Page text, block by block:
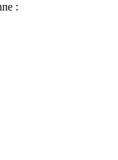
: